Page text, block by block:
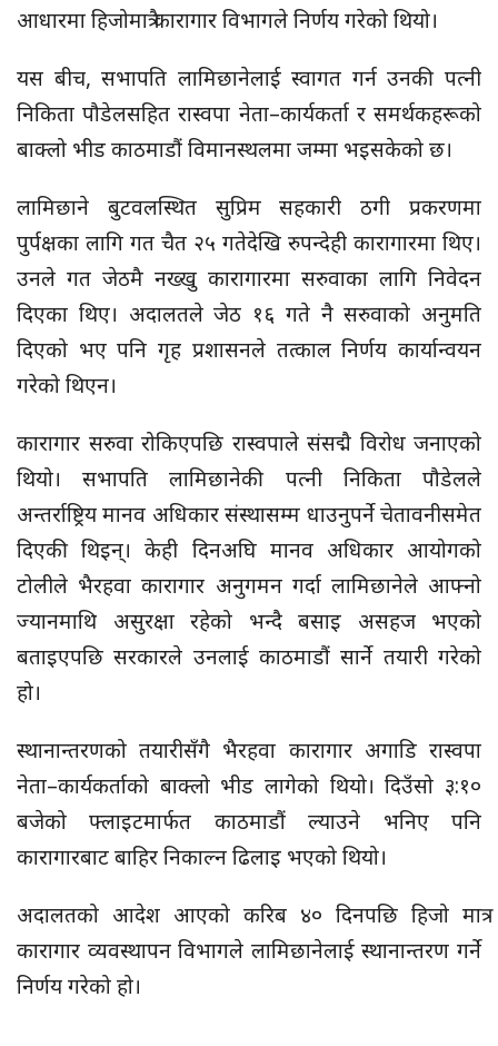
आधारमा हिजोमात्रै कारागार विभागले निर्णय गरेको थियो।
यस बीच, सभापति लामिछानेलाई स्वागत गर्न उनकी पत्नी
निकिता पौडेलसहित रास्वपा नेता–कार्यकर्ता र समर्थकहरूको
बाक्लो भीड काठमाडौं विमानस्थलमा जम्मा भइसकेको छ।
लामिछाने बुटवलस्थित सुप्रिम सहकारी ठगी प्रकरणमा
पुर्पक्षका लागि गत चैत २५ गतेदेखि रुपन्देही कारागारमा थिए।
उनले गत जेठमै नख्खु कारागारमा सरुवाका लागि निवेदन
दिएका थिए। अदालतले जेठ १६ गते नै सरुवाको अनुमति
दिएको भए पनि गृह प्रशासनले तत्काल निर्णय कार्यान्वयन
गरेको थिएन।
कारागार सरुवा रोकिएपछि रास्वपाले संसद्मै विरोध जनाएको
थियो। सभापति लामिछानेकी पत्नी निकिता पौडेलले
अन्तर्राष्ट्रिय मानव अधिकार संस्थासम्म धाउनुपर्ने चेतावनीसमेत
दिएकी थिइन्। केही दिनअघि मानव अधिकार आयोगको
टोलीले भैरहवा कारागार अनुगमन गर्दा लामिछानेले आफ्नो
ज्यानमाथि असुरक्षा रहेको भन्दै बसाइ असहज भएको
बताइएपछि सरकारले उनलाई काठमाडौं सार्ने तयारी गरेको
हो।
स्थानान्तरणको तयारीसँगै भैरहवा कारागार अगाडि रास्वपा
नेता–कार्यकर्ताको बाक्लो भीड लागेको थियो। दिउँसो ३:१०
बजेको फ्लाइटमार्फत काठमाडौं ल्याउने भनिए पनि
कारागारबाट बाहिर निकाल्न ढिलाइ भएको थियो।
अदालतको आदेश आएको करिब ४० दिनपछि हिजो मात्र
कारागार व्यवस्थापन विभागले लामिछानेलाई स्थानान्तरण गर्ने
निर्णय गरेको हो।